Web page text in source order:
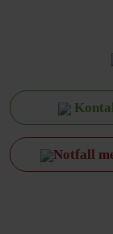
Notfall